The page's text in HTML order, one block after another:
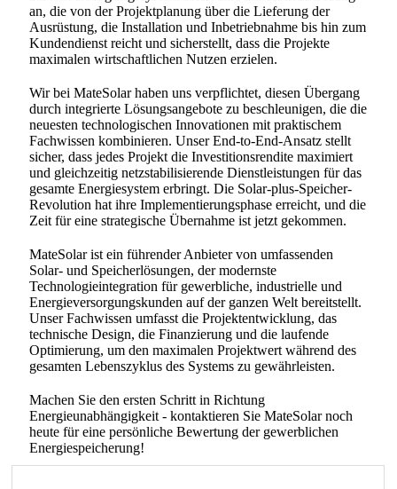
an, die von der Projektplanung über die Lieferung der
Ausrüstung, die Installation und Inbetriebnahme bis hin zum
Kundendienst reicht und sicherstellt, dass die Projekte
maximalen wirtschaftlichen Nutzen erzielen.
Wir bei MateSolar haben uns verpflichtet, diesen Übergang
durch integrierte Lösungsangebote zu beschleunigen, die die
neuesten technologischen Innovationen mit praktischem
Fachwissen kombinieren. Unser End-to-End-Ansatz stellt
sicher, dass jedes Projekt die Investitionsrendite maximiert
und gleichzeitig netzstabilisierende Dienstleistungen für das
gesamte Energiesystem erbringt. Die Solar-plus-Speicher-
Revolution hat ihre Implementierungsphase erreicht, und die
Zeit für eine strategische Übernahme ist jetzt gekommen.
MateSolar ist ein führender Anbieter von umfassenden
Solar- und Speicherlösungen, der modernste
Technologieintegration für gewerbliche, industrielle und
Energieversorgungskunden auf der ganzen Welt bereitstellt.
Unser Fachwissen umfasst die Projektentwicklung, das
technische Design, die Finanzierung und die laufende
Optimierung, um den maximalen Projektwert während des
gesamten Lebenszyklus des Systems zu gewährleisten.
Machen Sie den ersten Schritt in Richtung
Energieunabhängigkeit - kontaktieren Sie MateSolar noch
heute für eine persönliche Bewertung der gewerblichen
Energiespeicherung!